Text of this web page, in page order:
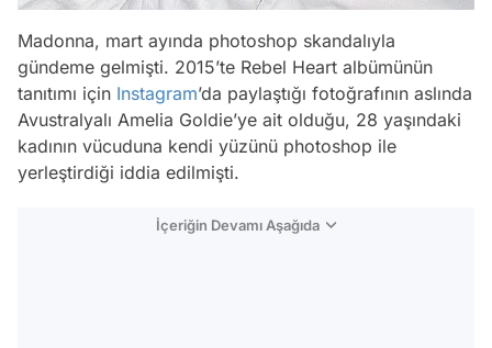
Madonna, mart ayında photoshop skandalıyla
gündeme gelmişti. 2015’te Rebel Heart albümünün
tanıtımı için Instagram’da paylaştığı fotoğrafının aslında
Avustralyalı Amelia Goldie’ye ait olduğu, 28 yaşındaki
kadının vücuduna kendi yüzünü photoshop ile
yerleştirdiği iddia edilmişti.
İçeriğin Devamı Aşağıda